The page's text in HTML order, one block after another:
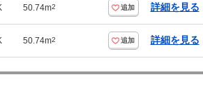
50.74m2 追加 詳細を見る
50.74m2 追加 詳細を見る